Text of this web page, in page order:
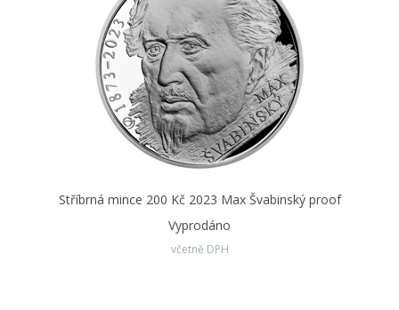
Stříbrná mince 200 Kč 2023 Max Švabinský proof
Vyprodáno
včetně DPH